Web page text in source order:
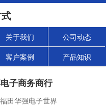
关于我们 公司动态
客户案例 产品知识
子商务商行
田华强电子世界